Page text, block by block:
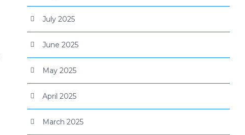
July 2025
June 2025
May 2025
April 2025
March 2025